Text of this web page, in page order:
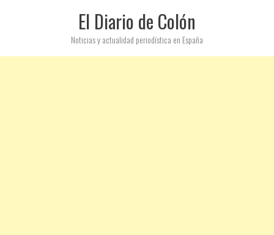
El Diario de Colón
Noticias y actualidad periodística en España